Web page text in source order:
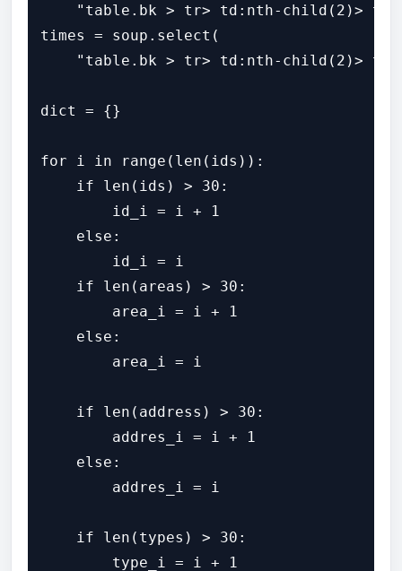
"table.bk > tr> td:nth-child(2)>
times = soup.select(
"table.bk > tr> td:nth-child(2)>
dict = {}
for i in range(len(ids)):
    if len(ids) > 30:
        id_i = i + 1
    else:
        id_i = i
    if len(areas) > 30:
        area_i = i + 1
    else:
        area_i = i
    if len(address) > 30:
        addres_i = i + 1
    else:
        addres_i = i
    if len(types) > 30:
        type_i = i + 1